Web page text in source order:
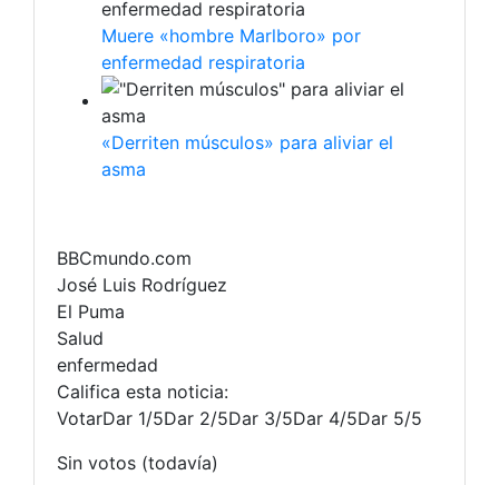
Muere «hombre Marlboro» por
enfermedad respiratoria
«Derriten músculos» para aliviar el
asma
BBCmundo.com
José Luis Rodríguez
El Puma
Salud
enfermedad
Califica esta noticia:
VotarDar 1/5Dar 2/5Dar 3/5Dar 4/5Dar 5/5
Sin votos (todavía)